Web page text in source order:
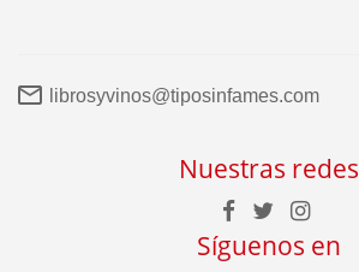
librosyvinos@tiposinfames.com
Nuestras redes
Síguenos en